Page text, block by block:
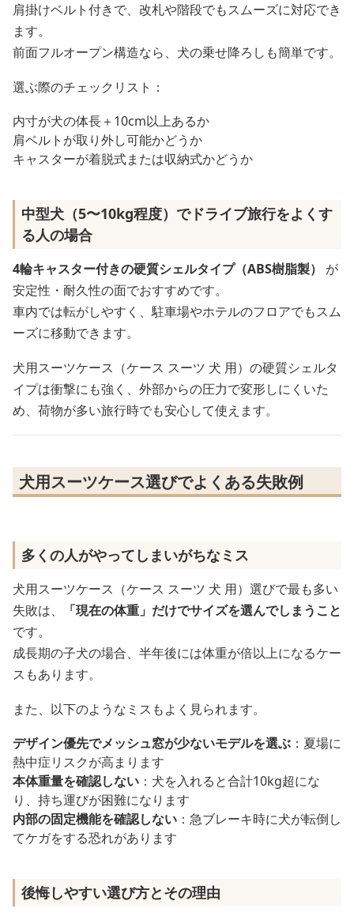
肩掛けベルト付きで、改札や階段でもスムーズに対応でき
ます。
前面フルオープン構造なら、犬の乗せ降ろしも簡単です。
選ぶ際のチェックリスト：
内寸が犬の体長＋10cm以上あるか
肩ベルトが取り外し可能かどうか
キャスターが着脱式または収納式かどうか
中型犬（5〜10kg程度）でドライブ旅行をよくす
る人の場合
4輪キャスター付きの硬質シェルタイプ（ABS樹脂製）
が
安定性・耐久性の面でおすすめです。
車内では転がしやすく、駐車場やホテルのフロアでもスム
ーズに移動できます。
犬用スーツケース（ケース スーツ 犬 用）の硬質シェルタ
イプは衝撃にも強く、外部からの圧力で変形しにくいた
め、荷物が多い旅行時でも安心して使えます。
犬用スーツケース選びでよくある失敗例
多くの人がやってしまいがちなミス
犬用スーツケース（ケース スーツ 犬 用）選びで最も多い
失敗は、
「現在の体重」だけでサイズを選んでしまうこと
です。
成長期の子犬の場合、半年後には体重が倍以上になるケー
スもあります。
また、以下のようなミスもよく見られます。
デザイン優先でメッシュ窓が少ないモデルを選ぶ ：夏場に
熱中症リスクが高まります
本体重量を確認しない ：犬を入れると合計10kg超にな
り、持ち運びが困難になります
内部の固定機能を確認しない ：急ブレーキ時に犬が転倒し
てケガをする恐れがあります
後悔しやすい選び方とその理由